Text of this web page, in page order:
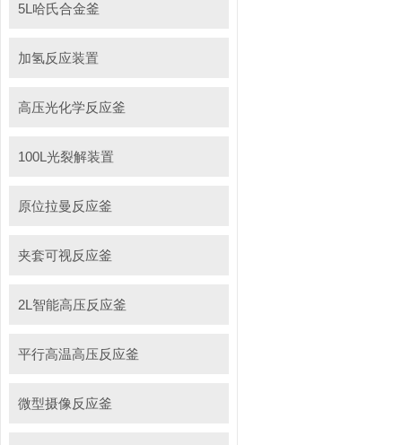
5L哈氏合金釜
加氢反应装置
高压光化学反应釜
100L光裂解装置
原位拉曼反应釜
夹套可视反应釜
2L智能高压反应釜
平行高温高压反应釜
微型摄像反应釜